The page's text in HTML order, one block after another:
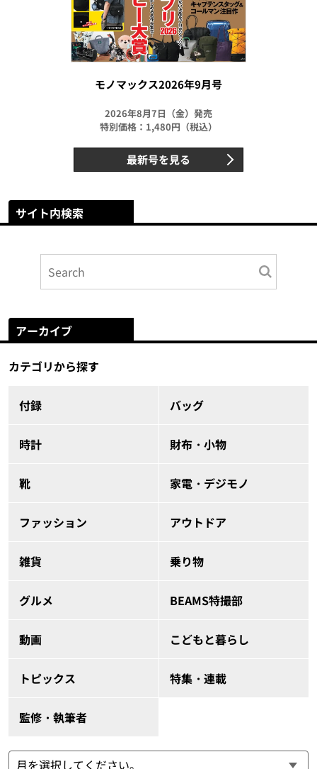
モノマックス2026年9月号
2026年8月7日（金）発売
特別価格：1,480円（税込）
最新号を見る
サイト内検索
アーカイブ
カテゴリから探す
付録 バッグ
時計 財布・小物
靴 家電・デジモノ
ファッション アウトドア
雑貨 乗り物
グルメ BEAMS特撮部
動画 こどもと暮らし
トピックス 特集・連載
監修・執筆者